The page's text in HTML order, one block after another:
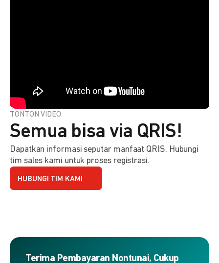
TONTON VIDEO
Semua bisa via QRIS!
Dapatkan informasi seputar manfaat QRIS. Hubungi
tim sales kami untuk proses registrasi.
HUBUNGI TIM KAMI
Terima Pembayaran Nontunai, Cukup